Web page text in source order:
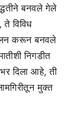
बनवले गेले
विविध
करून बनवले
निगडीत
दिला आहे, ती
मुक्त